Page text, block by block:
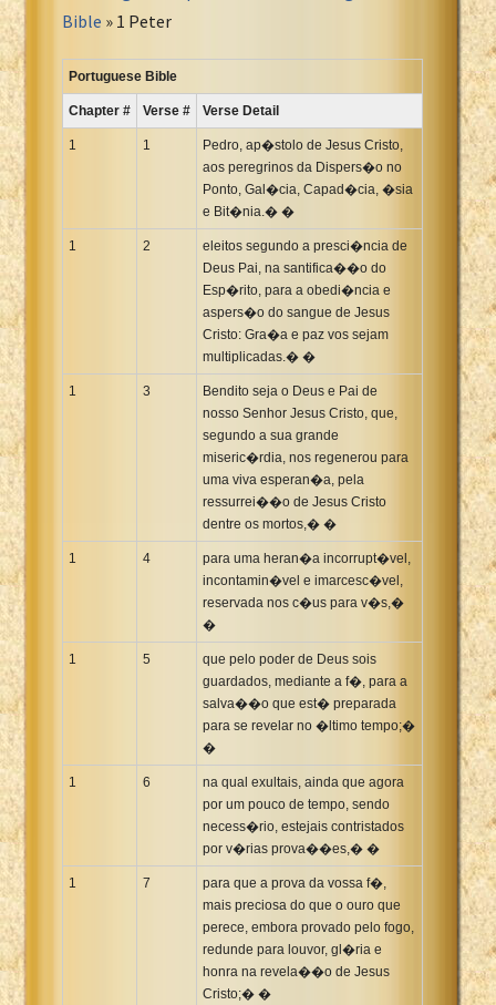
Russian Synodal 1876 Bible
Russian Synodal Bible Win-1251
Spanish Sag. Escrituras 1569
Swahili New Testament
Tagalog John and James
Turkish Bible
Bible » 1 Peter
Portuguese Bible
Chapter # Verse # Verse Detail
1 1
Pedro, ap�stolo de Jesus Cristo,
aos peregrinos da Dispers�o no
Ponto, Gal�cia, Capad�cia, �sia
e Bit�nia.� �
1 2
eleitos segundo a presci�ncia de
Deus Pai, na santifica��o do
Esp�rito, para a obedi�ncia e
aspers�o do sangue de Jesus
Cristo: Gra�a e paz vos sejam
multiplicadas.� �
1 3
Bendito seja o Deus e Pai de
nosso Senhor Jesus Cristo, que,
segundo a sua grande
miseric�rdia, nos regenerou para
uma viva esperan�a, pela
ressurrei��o de Jesus Cristo
dentre os mortos,� �
1 4
para uma heran�a incorrupt�vel,
incontamin�vel e imarcesc�vel,
reservada nos c�us para v�s,�
�
1 5
que pelo poder de Deus sois
guardados, mediante a f�, para a
salva��o que est� preparada
para se revelar no �ltimo tempo;�
�
1 6
na qual exultais, ainda que agora
por um pouco de tempo, sendo
necess�rio, estejais contristados
por v�rias prova��es,� �
1 7
para que a prova da vossa f�,
mais preciosa do que o ouro que
perece, embora provado pelo fogo,
redunde para louvor, gl�ria e
honra na revela��o de Jesus
Cristo;� �